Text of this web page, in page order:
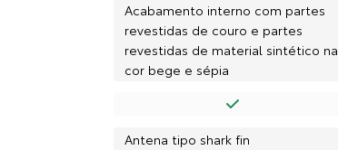
Acabamento interno com partes
revestidas de couro e partes
revestidas de material sintético na
cor bege e sépia
Antena tipo shark fin